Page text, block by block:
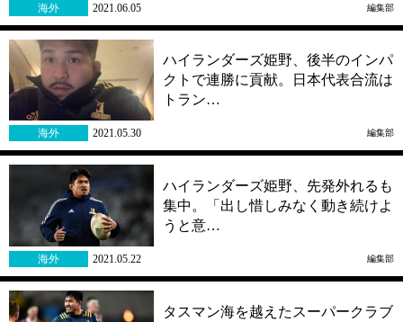
海外 2021.06.05 編集部
ハイランダーズ姫野、後半のインパ
クトで連勝に貢献。日本代表合流は
トラン…
海外 2021.05.30 編集部
ハイランダーズ姫野、先発外れるも
集中。「出し惜しみなく動き続けよ
うと意…
海外 2021.05.22 編集部
タスマン海を越えたスーパークラブ